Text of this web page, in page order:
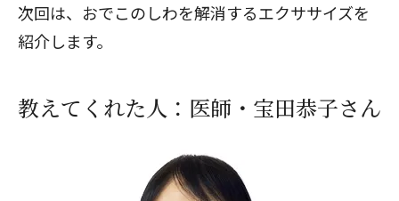
次回は、 おでこのしわを解消するエクササイズを
紹介します。
教えてくれた人：医師・宝田恭子さん